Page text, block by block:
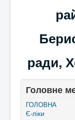
ради,
Головне
ГОЛОВНА
Є-ліки